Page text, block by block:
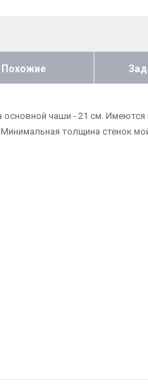
Похожие
чаши - 21 см. Имеются
толщина стенок